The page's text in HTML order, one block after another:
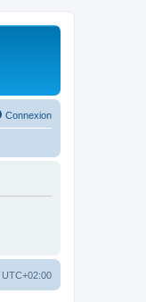
Connexion
UTC+02:00